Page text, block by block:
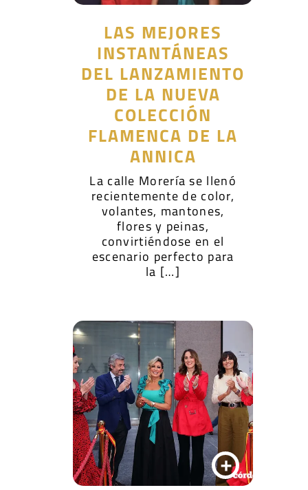
LAS MEJORES
INSTANTÁNEAS
DEL LANZAMIENTO
DE LA NUEVA
COLECCIÓN
FLAMENCA DE LA
ANNICA
La calle Morería se llenó
recientemente de color,
volantes, mantones,
flores y peinas,
convirtiéndose en el
escenario perfecto para
la […]
+